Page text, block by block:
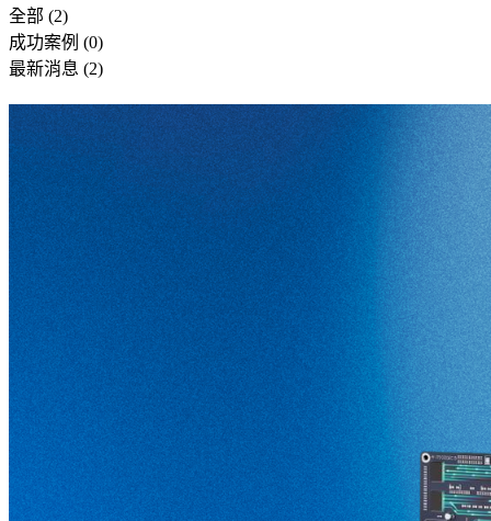
全部 (2)
成功案例 (0)
最新消息 (2)